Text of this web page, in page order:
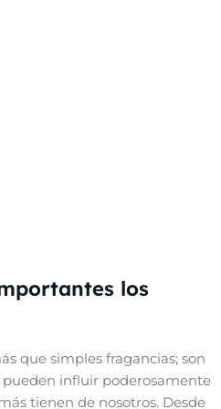
los
que simples fragancias; son
pueden influir poderosamente
tienen de nosotros. Desde